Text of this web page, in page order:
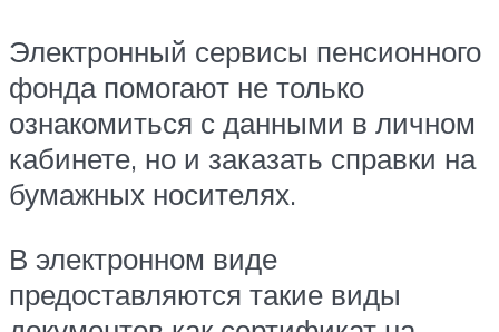
Электронный сервисы пенсионного
фонда помогают не только
ознакомиться с данными в личном
кабинете, но и заказать справки на
бумажных носителях.
В электронном виде
предоставляются такие виды